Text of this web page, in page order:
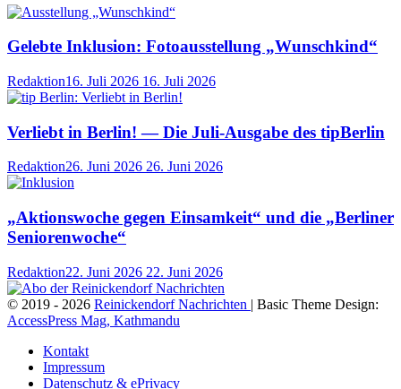
Gelebte Inklusion: Fotoausstellung „Wunschkind“
Redaktion16. Juli 2026 16. Juli 2026
Verliebt in Berlin! — Die Juli-Ausgabe des tipBerlin
Redaktion26. Juni 2026 26. Juni 2026
„Aktionswoche gegen Einsamkeit“ und die „Berliner
Seniorenwoche“
Redaktion22. Juni 2026 22. Juni 2026
© 2019 - 2026 Reinickendorf Nachrichten | Basic Theme Design:
AccessPress Mag, Kathmandu
Kontakt
Impressum
Datenschutz & ePrivacy